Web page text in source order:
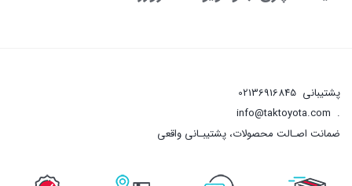
پشتیبانی 02136916845
.
info@taktoyota.com
ضمانت اصـالت محصولات، پشتیبـانی واقعی